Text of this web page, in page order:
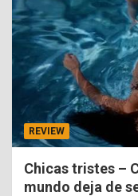
REVIEW
Chicas tristes –
mundo deja de